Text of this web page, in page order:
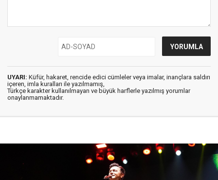
UYARI: Küfür, hakaret, rencide edici cümleler veya imalar, inançlara saldırı
içeren, imla kuralları ile yazılmamış,
Türkçe karakter kullanılmayan ve büyük harflerle yazılmış yorumlar
onaylanmamaktadır.